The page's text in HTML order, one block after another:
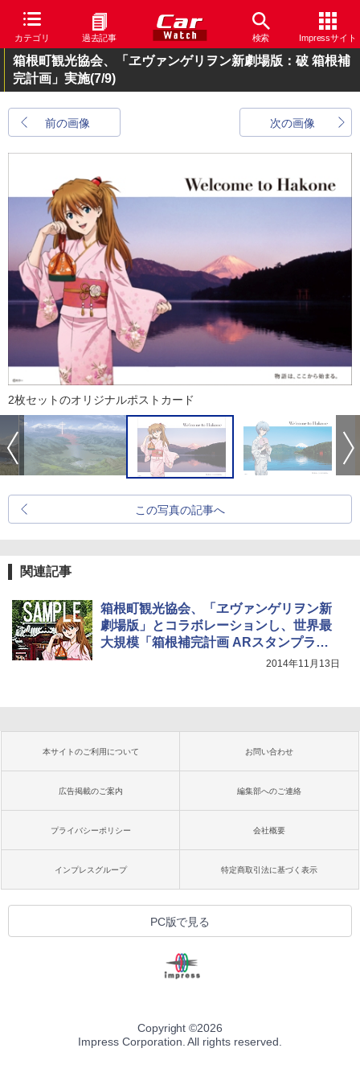
カテゴリ 過去記事 検索 Impressサイト
箱根町観光協会、「ヱヴァンゲリヲン新劇場版：破 箱根補
完計画」実施(7/9)
前の画像 次の画像
2枚セットのオリジナルポストカード
この写真の記事へ
関連記事
箱根町観光協会、「ヱヴァンゲリヲン新
劇場版」とコラボレーションし、世界最
大規模「箱根補完計画 ARスタンプラリ
2014年11月13日
本サイトのご利用について お問い合わせ
広告掲載のご案内 編集部へのご連絡
プライバシーポリシー 会社概要
インプレスグループ 特定商取引法に基づく表示
PC版で見る
Copyright ©2026
Impress Corporation. All rights reserved.